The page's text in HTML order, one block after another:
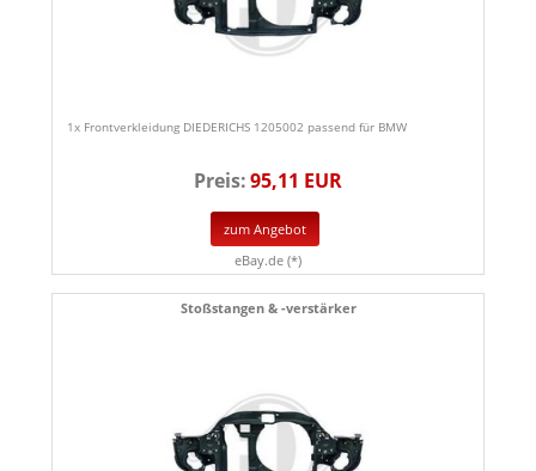
1x Frontverkleidung DIEDERICHS 1205002 passend für BMW
Preis:95,11 EUR
zum Angebot
eBay.de (*)
Stoßstangen & -verstärker